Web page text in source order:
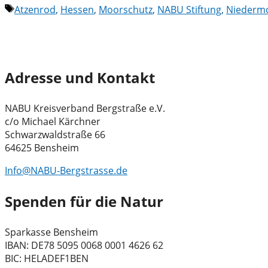
Schlagwörter
Atzenrod, Hessen, Moorschutz, NABU Stiftung,
Adresse und Kontakt
NABU Kreisverband Bergstraße e.V.
c/o Michael Kärchner
Schwarzwaldstraße 66
64625 Bensheim
Info@NABU-Bergstrasse.de
Spenden für die Natur
Sparkasse Bensheim
IBAN: DE78 5095 0068 0001 4626 62
BIC: HELADEF1BEN